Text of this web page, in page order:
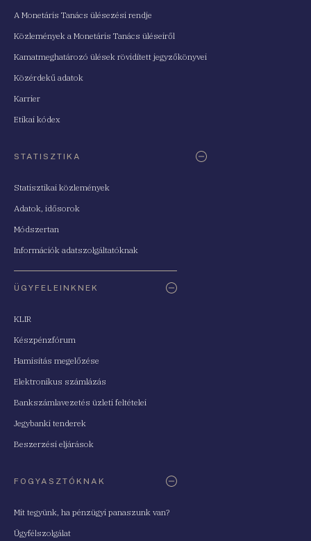
A Monetáris Tanács ülésezési rendje
Közlemények a Monetáris Tanács üléseiről
Kamatmeghatározó ülések rövidített jegyzőkönyvei
Közérdekű adatok
Karrier
Etikai kódex
STATISZTIKA
Statisztikai közlemények
Adatok, idősorok
Módszertan
Információk adatszolgáltatóknak
ÜGYFELEINKNEK
KLIR
Készpénzfórum
Hamisítás megelőzése
Elektronikus számlázás
Bankszámlavezetés üzleti feltételei
Jegybanki tenderek
Beszerzési eljárások
FOGYASZTÓKNAK
Mit tegyünk, ha pénzügyi panaszunk van?
Ügyfélszolgálat